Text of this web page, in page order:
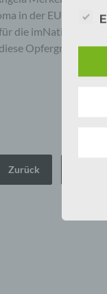
in der EU Sehr
die
Opfergruppe,
Zurück